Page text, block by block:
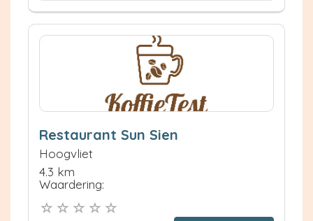
Restaurant Sun Sien
Hoogvliet
4.3 km
Waardering: